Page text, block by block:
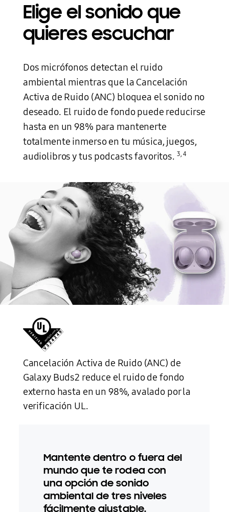
Elige el sonido que
quieres escuchar
Dos micrófonos detectan el ruido
ambiental mientras que la Cancelación
Activa de Ruido (ANC) bloquea el sonido no
deseado. El ruido de fondo puede reducirse
hasta en un 98% para mantenerte
totalmente inmerso en tu música, juegos,
audiolibros y tus podcasts favoritos. 3 ,4
Cancelación Activa de Ruido (ANC) de
Galaxy Buds2 reduce el ruido de fondo
externo hasta en un 98%, avalado por la
verificación UL.
Mantente dentro o fuera del
mundo que te rodea con
una opción de sonido
ambiental de tres niveles
fácilmente ajustable.